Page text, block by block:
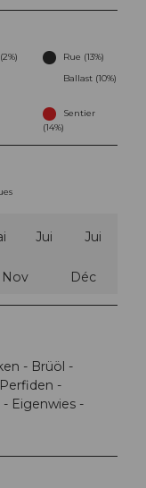
Rue (13%)
Ballast (10%)
Sentier
(14%)
Jui Jui
Nov Déc
- Brüöl -
-
Eigenwies -